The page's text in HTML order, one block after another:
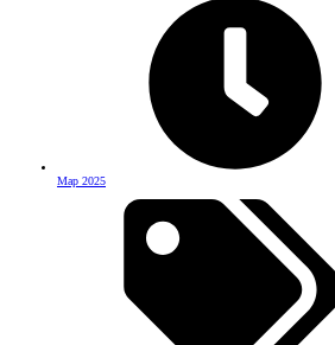
Мар 2025